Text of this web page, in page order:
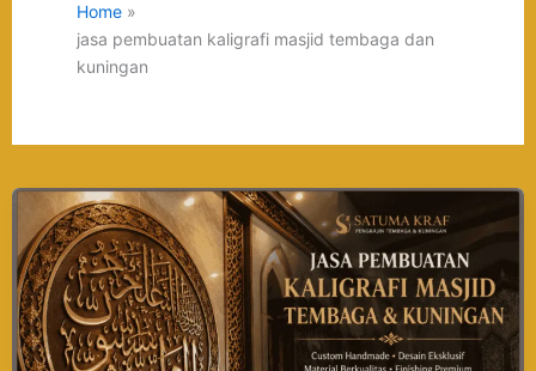
Home
jasa pembuatan kaligrafi masjid tembaga dan
kuningan
Jasa
Pembuatan
Kaligrafi
Masjid
Tembaga
dan